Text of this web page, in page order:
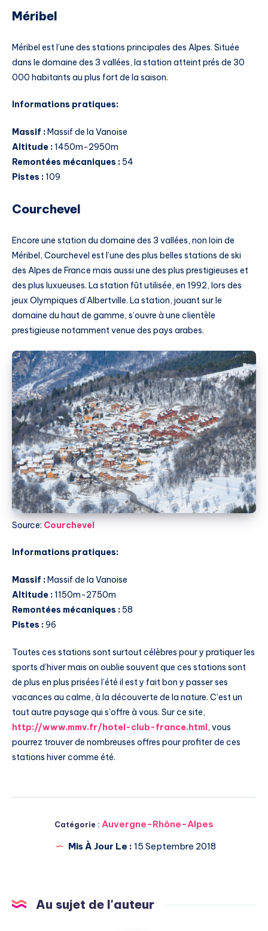
Méribel
Méribel est l’une des stations principales des Alpes. Située
dans le domaine des 3 vallées, la station atteint prés de 30
000 habitants au plus fort de la saison.
Informations pratiques:
Massif :Massif de la Vanoise
Altitude :1450m-2950m
Remontées mécaniques :54
Pistes :109
Courchevel
Encore une station du domaine des 3 vallées, non loin de
Méribel, Courchevel est l’une des plus belles stations de ski
des Alpes de France mais aussi une des plus prestigieuses et
des plus luxueuses. La station fût utilisée, en 1992, lors des
jeux Olympiques d’Albertville. La station, jouant sur le
domaine du haut de gamme, s’ouvre à une clientèle
prestigieuse notamment venue des pays arabes.
Source: Courchevel
Informations pratiques:
Massif :Massif de la Vanoise
Altitude :1150m-2750m
Remontées mécaniques :58
Pistes :96
Toutes ces stations sont surtout célèbres pour y pratiquer les
sports d’hiver mais on oublie souvent que ces stations sont
de plus en plus prisées l’été il est y fait bon y passer ses
vacances au calme, à la découverte de la nature. C’est un
tout autre paysage qui s’offre à vous. Sur ce site,
http://www.mmv.fr/hotel-club-france.html, vous
pourrez trouver de nombreuses offres pour profiter de ces
stations hiver comme été.
Catégorie : Auvergne-Rhône-Alpes
Mis À Jour Le : 15 Septembre 2018
Au sujet de l'auteur